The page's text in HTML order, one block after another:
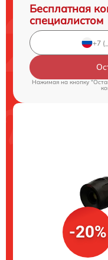
Бесплатная
специалистом
Нажимая на кнопку
-20%